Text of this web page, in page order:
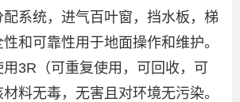
系统，进气百叶窗，挡水板，梯
和可靠性用于地面操作和维护。
3R（可重复使用，可回收，可
料无毒，无害且对环境无污染。